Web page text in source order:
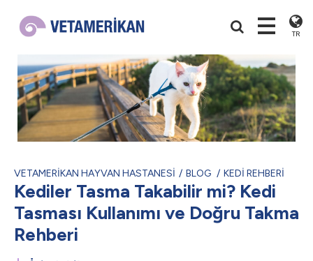
TR
VETAMERİKAN HAYVAN HASTANESİ BLOG KEDİ REHBERİ
Kediler Tasma Takabilir mi? Kedi
Tasması Kullanımı ve Doğru Takma
Rehberi